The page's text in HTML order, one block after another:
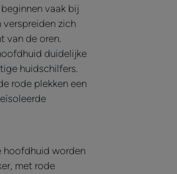
beginnen vaak bij
zich
van de oren.
duidelijke
huidschilfers.
rode plekken een
hoofdhuid worden
met rode